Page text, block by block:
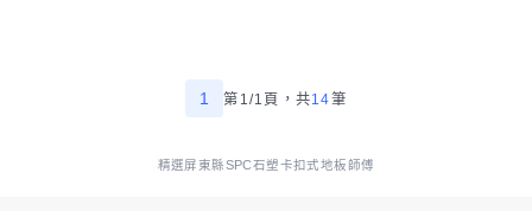
1 第1/1頁， 共14筆
精選屏東縣SPC石塑卡扣式地板師傅